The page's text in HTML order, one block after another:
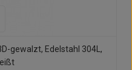
gewalzt, Edelstahl 304L,